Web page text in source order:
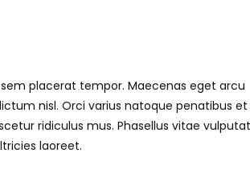
placerat tempor. Maecenas eget arcu
nisl. Orci varius natoque penatibus et
ridiculus mus. Phasellus vitae
laoreet.